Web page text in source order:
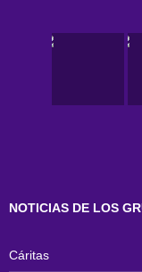
NOTICIAS DE LOS
Cáritas